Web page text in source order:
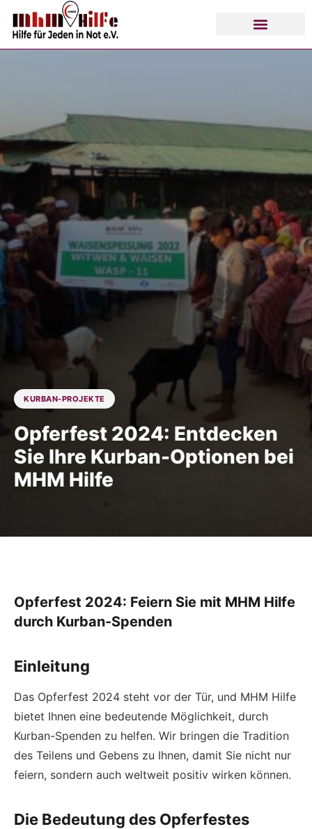
KURBAN-PROJEKTE
Opferfest 2024: Entdecken
Sie Ihre Kurban-Optionen bei
MHM Hilfe
Opferfest 2024: Feiern Sie mit MHM Hilfe
durch Kurban-Spenden
Einleitung
Das Opferfest 2024 steht vor der Tür, und MHM Hilfe
bietet Ihnen eine bedeutende Möglichkeit, durch
Kurban-Spenden zu helfen. Wir bringen die Tradition
des Teilens und Gebens zu Ihnen, damit Sie nicht nur
feiern, sondern auch weltweit positiv wirken können.
Die Bedeutung des Opferfestes